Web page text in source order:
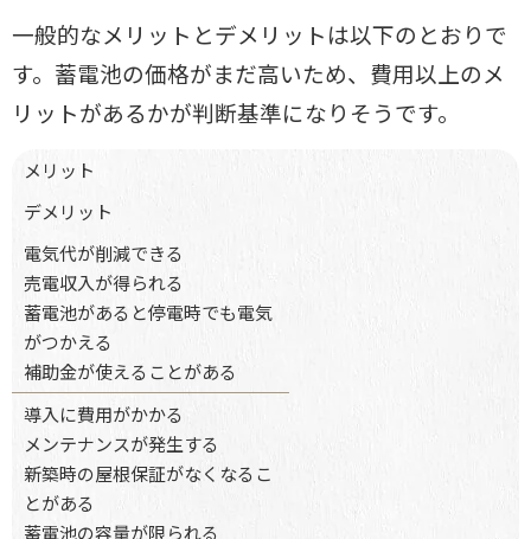
一般的なメリットとデメリットは以下のとおりで
す。蓄電池の価格がまだ高いため、費用以上のメ
リットがあるかが判断基準になりそうです。
メリット
デメリット
電気代が削減できる
売電収入が得られる
蓄電池があると停電時でも電気
がつかえる
補助金が使えることがある
導入に費用がかかる
メンテナンスが発生する
新築時の屋根保証がなくなるこ
とがある
蓄電池の容量が限られる